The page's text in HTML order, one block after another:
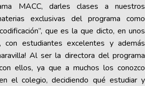
MACC, darles clases a nuestros
exclusivas del programa como
que es la que dicto, en unos
con estudiantes excelentes y además
Al ser la directora del programa
ellos, ya que a muchos los conozco
el colegio, decidiendo qué estudiar y